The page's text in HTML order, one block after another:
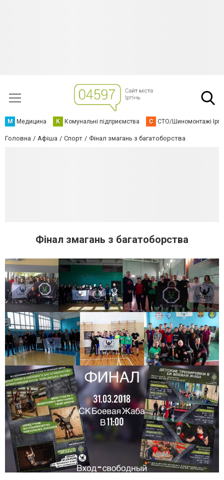
М Медицина К Комунальні підприємства С СТО/Шиномонтажі
Головна Афіша Спорт Фінал змагань з багатоборства
Фінал змагань з багатоборства